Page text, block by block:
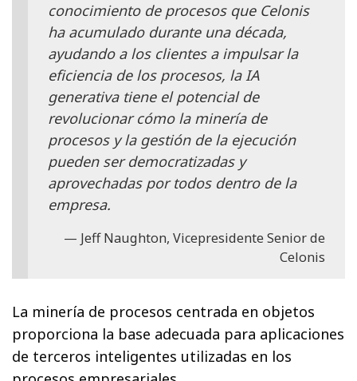
conocimiento de procesos que Celonis
ha acumulado durante una década,
ayudando a los clientes a impulsar la
eficiencia de los procesos, la IA
generativa tiene el potencial de
revolucionar cómo la minería de
procesos y la gestión de la ejecución
pueden ser democratizadas y
aprovechadas por todos dentro de la
empresa.
Jeff Naughton, Vicepresidente Senior de
Celonis
La minería de procesos centrada en objetos
proporciona la base adecuada para aplicaciones
de terceros inteligentes utilizadas en los